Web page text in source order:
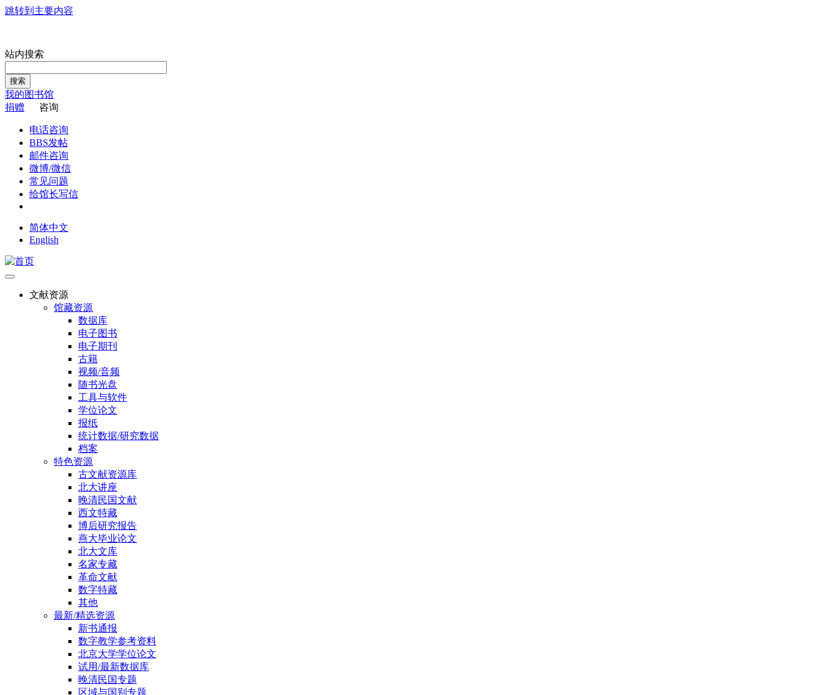
跳转到主要内容
站内搜索
搜索
我的图书馆
捐赠
咨询
电话咨询
BBS发帖
邮件咨询
微博/微信
常见问题
给馆长写信
简体中文
English
文献资源
馆藏资源
数据库
电子图书
电子期刊
古籍
视频/音频
随书光盘
工具与软件
学位论文
报纸
统计数据/研究数据
档案
特色资源
古文献资源库
北大讲座
晚清民国文献
西文特藏
博后研究报告
燕大毕业论文
北大文库
名家专藏
革命文献
数字特藏
其他
最新/精选资源
新书通报
数字教学参考资料
北京大学学位论文
试用/最新数据库
晚清民国专题
区域与国别专题